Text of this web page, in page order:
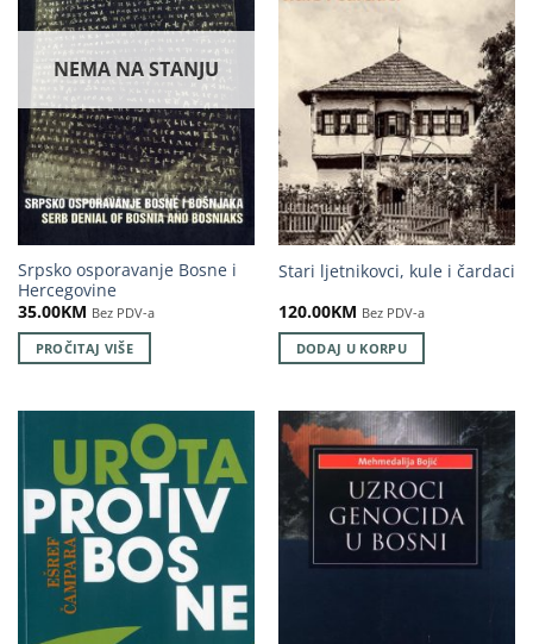
NEMA NA STANJU
Srpsko osporavanje Bosne i
Hercegovine
35.00KM Bez PDV-a
PROČITAJ VIŠE
Stari ljetnikovci, kule i čardaci
120.00KM Bez PDV-a
DODAJ U KORPU